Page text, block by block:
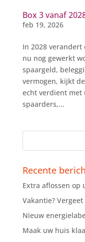
Box 3 vanaf
feb 19, 2026
In 2028
nu nog gewerkt
spaargeld,
vermogen, kijkt
echt verdient met
spaarders,...
Recente
Extra aflossen op
Vakantie?
Nieuw
Maak uw huis